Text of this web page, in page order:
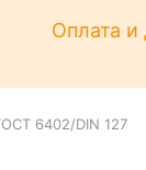
Оплата и
6402/DIN 127